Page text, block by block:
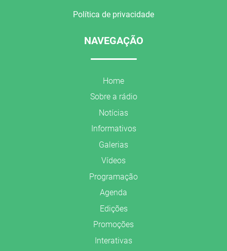
Política de privacidade
NAVEGAÇÃO
Home
Sobre a rádio
Notícias
Informativos
Galerias
Vídeos
Programação
Agenda
Edições
Promoções
Interativas